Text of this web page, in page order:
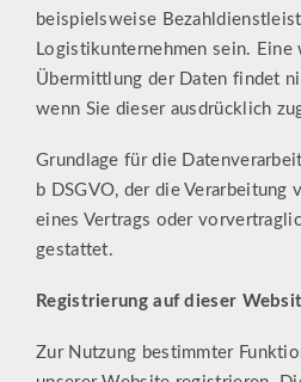
beispielsweise
Logistikunternehmen sein. Eine
Übermittlung der Daten findet
wenn Sie dieser ausdrücklich
Grundlage für die
b DSGVO, der die Verarbeitung
eines Vertrags oder
gestattet.
Registrierung auf dieser
Zur Nutzung bestimmter